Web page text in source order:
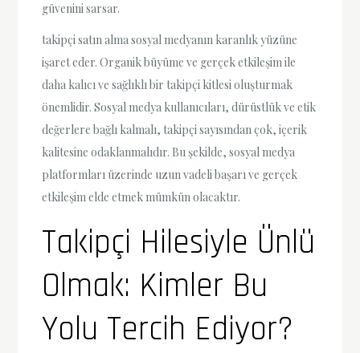
güvenini sarsar.
takipçi satın alma sosyal medyanın karanlık yüzüne
işaret eder. Organik büyüme ve gerçek etkileşim ile
daha kalıcı ve sağlıklı bir takipçi kitlesi oluşturmak
önemlidir. Sosyal medya kullanıcıları, dürüstlük ve etik
değerlere bağlı kalmalı, takipçi sayısından çok, içerik
kalitesine odaklanmalıdır. Bu şekilde, sosyal medya
platformları üzerinde uzun vadeli başarı ve gerçek
etkileşim elde etmek mümkün olacaktır.
Takipçi Hilesiyle Ünlü
Olmak: Kimler Bu
Yolu Tercih Ediyor?